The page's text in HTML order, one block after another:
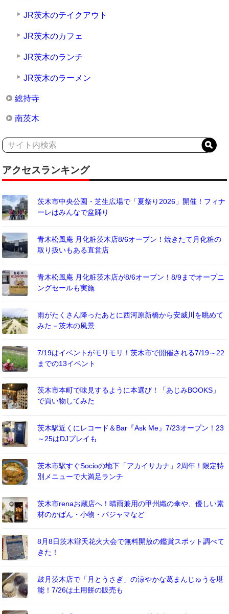
JR茨木のテイクアウト
JR茨木のカフェ
JR茨木のランチ
JR茨木のラーメン
総持寺
南茨木
アクセスランキング
茨木市中央公園・芝生広場で「夏祭り2026」開催！フィナ
ーレはみんなで盆踊り
青木松風庵 月化粧茨木店8/6オープン！焼きたて月化粧の
取り扱いもある直営店
青木松風庵 月化粧茨木店が8/6オープン！8/9までオープニ
ングセールも実施
雨がたくさん降ったあとに西河原新橋から安威川を眺めて
みた－茨木の風景
7/19はイベントがモリモリ！茨木市で開催される7/19～22
までの13イベント
茨木市本町で味見するように本選び！「あじみBOOKS」
で買い物してみた
茨木駅近くにレコード＆Bar『Ask Me』7/23オープン！23
～25はDJプレイも
茨木市駅すぐSocioの地下「アカイサカナ」2周年！限定特
別メニューで大満足ランチ
茨木市renaお蔵店へ！晴雨兼用の甲州織の傘や、優しい素
材のかばん・小物・パジャマなど
8月8日茨木辯天花火大会で無料開放の鑑賞スポット調べて
きた！
鼓月茨木店で「月とうさぎ」の涼やかな葛まんじゅうを堪
能！7/26は土用餅の販売も